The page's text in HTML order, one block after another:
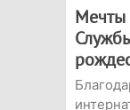
Мечты